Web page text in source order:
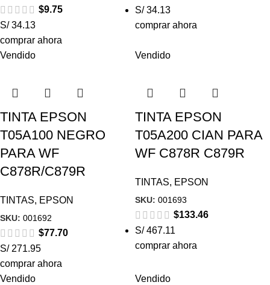
$9.75
S/ 34.13
comprar ahora
S/ 34.13
comprar ahora
Vendido
TINTA EPSON
T05A100 NEGRO
PARA WF
C878R/C879R
TINTAS, EPSON
SKU: 001692
$77.70
S/ 271.95
comprar ahora
Vendido
TINTA EPSON
T05A200 CIAN PARA
WF C878R C879R
TINTAS, EPSON
SKU: 001693
$133.46
S/ 467.11
comprar ahora
Vendido Vendido